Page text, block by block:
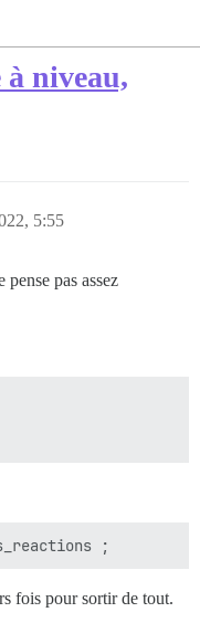
niveau,
5:55
pas assez
fois pour sortir de tout.